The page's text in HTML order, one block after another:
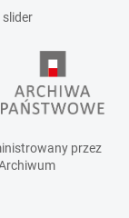
slider
przez